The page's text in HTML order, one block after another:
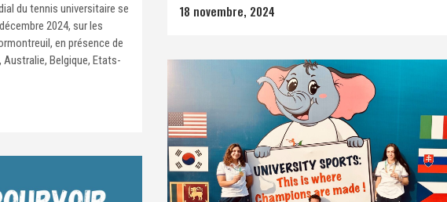
du tennis universitaire se
2024, sur les
en présence de
Belgique, Etats-
18 novembre, 2024